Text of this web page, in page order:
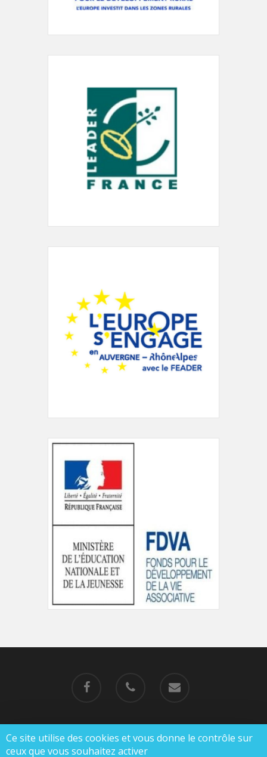
© 2019-2023 MJC de Charlieu |Mentions légales
|Politique de confidentialité
Ce site utilise des cookies et vous donne le contrôle sur
ceux que vous souhaitez activer